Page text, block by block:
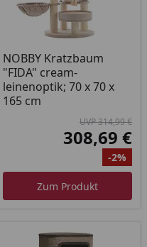
Preis
Preis
NOBBY Kratzbaum
"FIDA" cream-
leinenoptik; 70 x 70 x
165 cm
UVP 314,99 €
308,69 €
-2%
Zum Produkt